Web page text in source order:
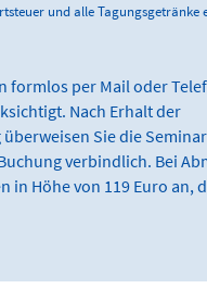
und alle Tagungsgetränke
formlos per Mail oder
Nach Erhalt der
Sie die
verbindlich. Bei
Höhe von 119 Euro an,